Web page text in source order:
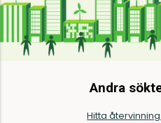
Andra
Hitta